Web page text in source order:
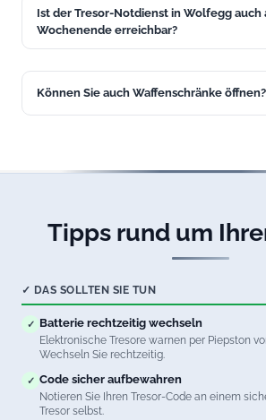
Unser Service in Wolfegg hilft schnell.
Ist der Tresor-Notdienst in Wolfegg auch
Wochenende erreichbar?
erreichbar, auch an Wochenenden und
Können Sie auch Waffenschränke öffnen?
Tipps rund um
✓ DAS SOLLTEN SIE TUN
✓ Batterie rechtzeitig wechseln
Elektronische Tresore warnen per Piepston
Wechseln Sie rechtzeitig.
✓ Code sicher aufbewahren
Notieren Sie Ihren Tresor-Code an einem
Tresor selbst.